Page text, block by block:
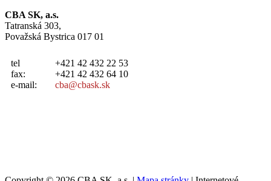
CBA SK, a.s.
Tatranská 303,
Považská Bystrica 017 01
tel
fax:
e-mail:
+421 42 432 22 53
+421 42 432 64 10
cba@cbask.sk